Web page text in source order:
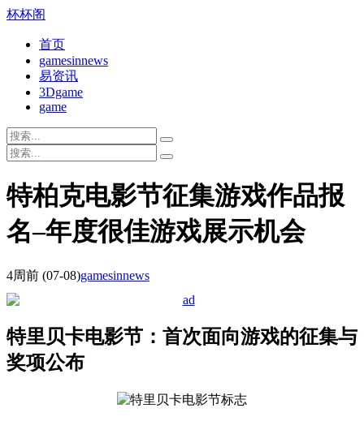
杯杯阁
首页
gamesinnews
易资讯
3Dgame
game
特柏克电影节征集游戏作品报
名–年度很佳游戏展示机会
4周前 (07-08)gamesinnews
特里贝卡电影节：首次面向游戏的征集与
奖项公布